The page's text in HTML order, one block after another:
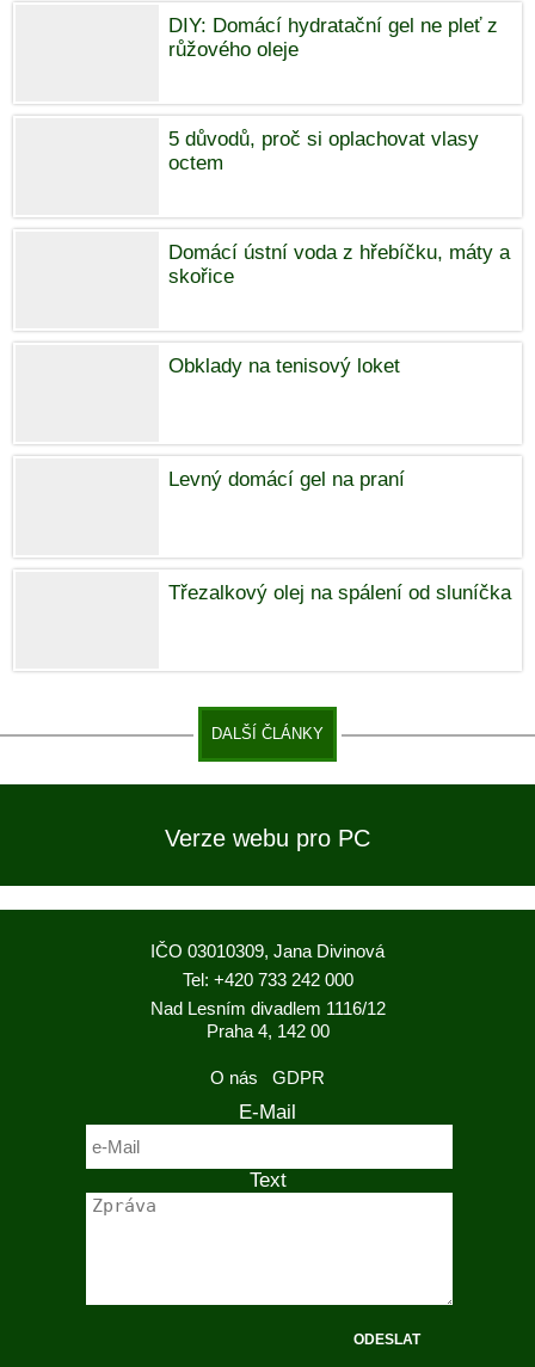
DIY: Domácí hydratační gel ne pleť z
růžového oleje
5 důvodů, proč si oplachovat vlasy
octem
Domácí ústní voda z hřebíčku, máty a
skořice
Obklady na tenisový loket
Levný domácí gel na praní
Třezalkový olej na spálení od sluníčka
DALŠÍ ČLÁNKY
Verze webu pro PC
IČO 03010309, Jana Divinová
Tel: +420 733 242 000
Nad Lesním divadlem 1116/12
Praha 4, 142 00
O nás GDPR
E-Mail
Text
ODESLAT